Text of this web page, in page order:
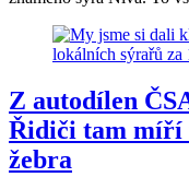
Z autodílen
Řidiči tam míří
žebra